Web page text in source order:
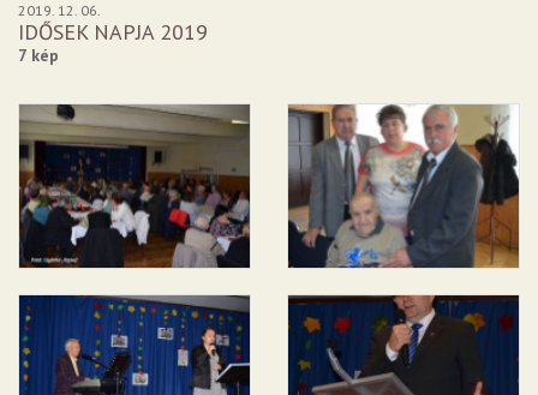
2019. 12. 06.
IDŐSEK NAPJA 2019
7 kép